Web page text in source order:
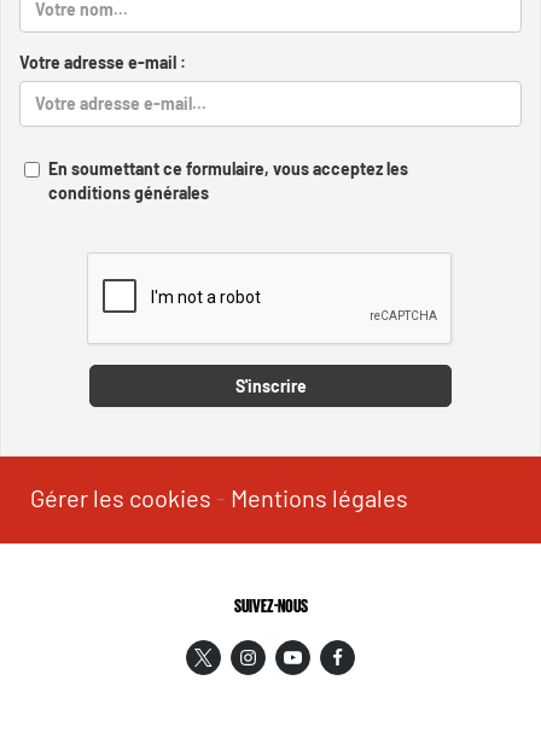
Votre adresse e-mail :
En soumettant ce formulaire, vous acceptez les
conditions générales
S'inscrire
Gérer les cookies - Mentions légales
SUIVEZ-NOUS